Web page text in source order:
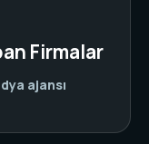
Firmalar
ajansı